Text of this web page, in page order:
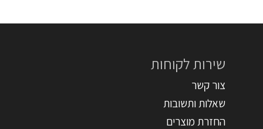
שירות לקוחות
צור קשר
שאלות ותשובות
החזרת מוצרים